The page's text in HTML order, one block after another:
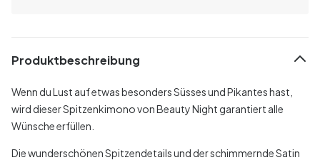
Produktbeschreibung
Wenn du Lust auf etwas besonders Süsses und Pikantes hast,
wird dieser Spitzenkimono von Beauty Night garantiert alle
Wünsche erfüllen.
Die wunderschönen Spitzendetails und der schimmernde Satin